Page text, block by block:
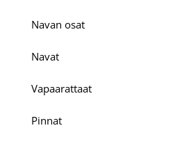
Navan osat
Navat
Vapaarattaat
Pinnat